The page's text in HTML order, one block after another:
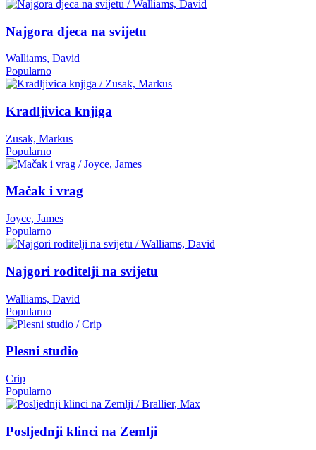
Najgora djeca na svijetu
Walliams, David
Popularno
Kradljivica knjiga
Zusak, Markus
Popularno
Mačak i vrag
Joyce, James
Popularno
Najgori roditelji na svijetu
Walliams, David
Popularno
Plesni studio
Crip
Popularno
Posljednji klinci na Zemlji